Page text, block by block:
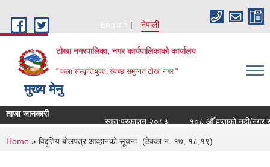
English
नेपाली
टोखा नगरपालिका, नगर कार्यपालिकाको कार्यालय
" कला संस्कृतियुक्त, स्वच्छ समुन्‍नत टोखा नगर "
मुख्य मेनु
ताजा जानकारी
स्वत:प्रकाशन २०८३
१०८ औँ हप्ताको नदी/नगर
You are here
Home » विद्दुतिय बोलपत्र आव्हानको सूचना- (ठेक्का नं. १७, १८,१९)